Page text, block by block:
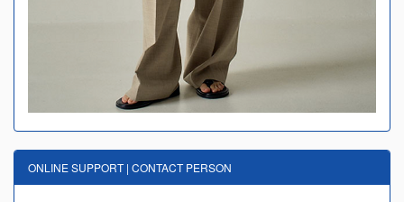
ONLINE SUPPORT | CONTACT PERSON